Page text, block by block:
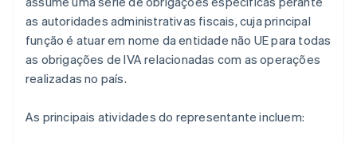
as autoridades administrativas fiscais, cuja principal
função é atuar em nome da entidade não UE para todas
as obrigações de IVA relacionadas com as operações
realizadas no país.
As principais atividades do representante incluem: